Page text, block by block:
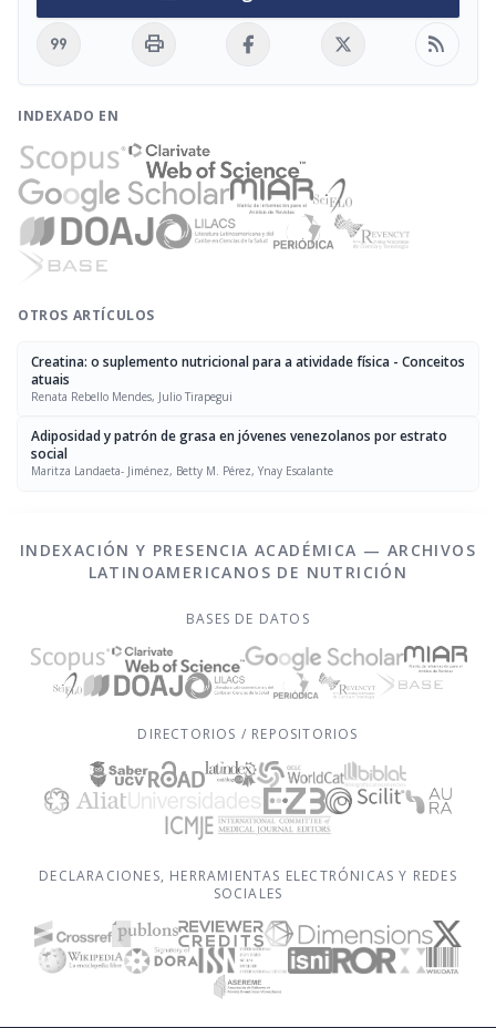
format_quote print rss_feed
INDEXADO EN
OTROS ARTÍCULOS
Creatina: o suplemento nutricional para a atividade física - Conceitos
atuais
Renata Rebello Mendes, Julio Tirapegui
Adiposidad y patrón de grasa en jóvenes venezolanos por estrato
social
Maritza Landaeta- Jiménez, Betty M. Pérez, Ynay Escalante
INDEXACIÓN Y PRESENCIA ACADÉMICA — ARCHIVOS
LATINOAMERICANOS DE NUTRICIÓN
BASES DE DATOS
DIRECTORIOS / REPOSITORIOS
DECLARACIONES, HERRAMIENTAS ELECTRÓNICAS Y REDES
SOCIALES